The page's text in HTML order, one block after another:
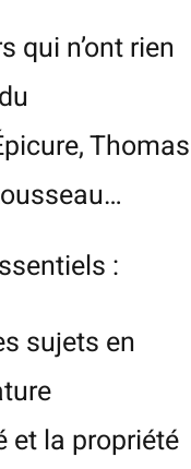
qui n’ont rien
Thomas
:
sujets en
et la propriété